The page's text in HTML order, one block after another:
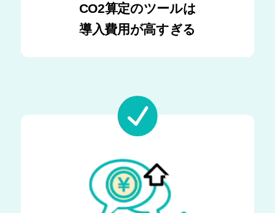
CO2算定のツールは
導入費用が高すぎる